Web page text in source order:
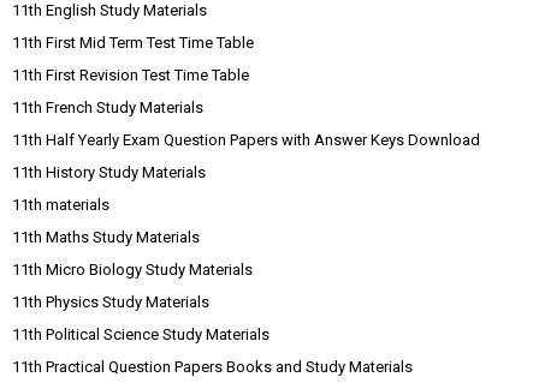
11th English Study Materials
11th First Mid Term Test Time Table
11th First Revision Test Time Table
11th French Study Materials
11th Half Yearly Exam Question Papers with Answer Keys Download
11th History Study Materials
11th materials
11th Maths Study Materials
11th Micro Biology Study Materials
11th Physics Study Materials
11th Political Science Study Materials
11th Practical Question Papers Books and Study Materials